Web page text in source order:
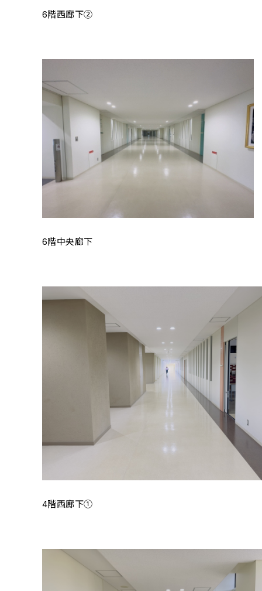
6階西廊下②
6階中央廊下
4階西廊下①